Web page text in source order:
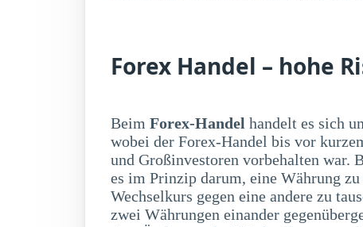
Forex Handel – hohe
Beim Forex-Handel handelt es sich
wobei der Forex-Handel bis vor
und Großinvestoren vorbehalten war.
es im Prinzip darum, eine Währung
Wechselkurs gegen eine andere zu
zwei Währungen einander
auf fallende Kurse